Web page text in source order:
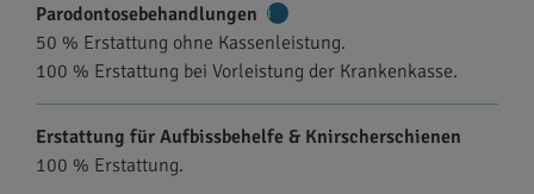
Parodontosebehandlungen
Informationen
50 % Erstattung ohne Kassenleistung.
100 % Erstattung bei Vorleistung der Krankenkasse.
Erstattung für Aufbissbehelfe & Knirscherschienen
100 % Erstattung.